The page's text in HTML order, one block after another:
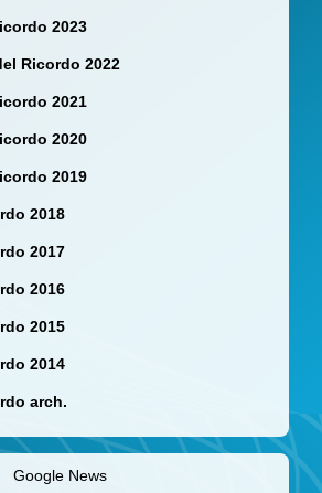
2023
Ricordo 2022
2021
2020
2019
2018
2017
2016
2015
2014
arch.
Google News